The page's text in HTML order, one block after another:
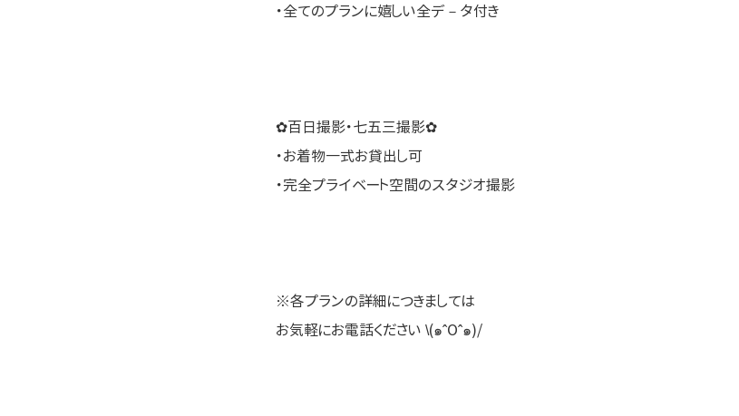
・全てのプランに嬉しい全デ－タ付き
✿百日撮影・七五三撮影✿
・お着物一式お貸出し可
・完全プライベート空間のスタジオ撮影
※各プランの詳細につきましては
お気軽にお電話ください \(๑ˆOˆ๑)/